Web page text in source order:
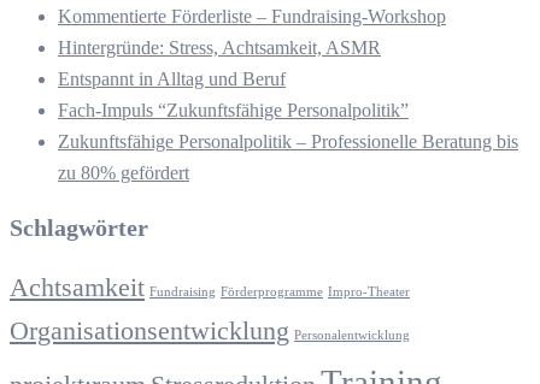
Kommentierte Förderliste – Fundraising-Workshop
Hintergründe: Stress, Achtsamkeit, ASMR
Entspannt in Alltag und Beruf
Fach-Impuls “Zukunftsfähige Personalpolitik”
Zukunftsfähige Personalpolitik – Professionelle Beratung bis
zu 80% gefördert
Schlagwörter
Achtsamkeit Fundraising Förderprogramme Impro-Theater
Organisationsentwicklung Personalentwicklung